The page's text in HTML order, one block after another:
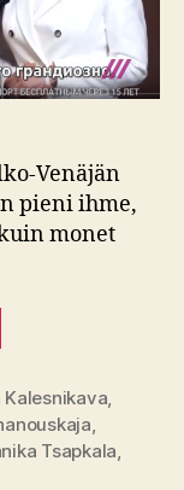
Venäjän
pieni ihme,
monet
Kalesnikava,
,
Tsapkala,